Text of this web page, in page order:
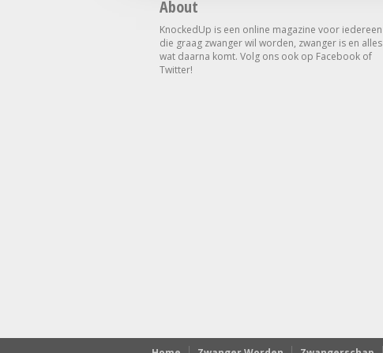
About
KnockedUp is een online magazine voor iedereen
die graag zwanger wil worden, zwanger is en alles
wat daarna komt. Volg ons ook op Facebook of
Twitter!